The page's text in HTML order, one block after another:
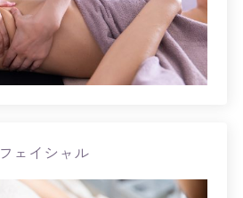
フェイシャル